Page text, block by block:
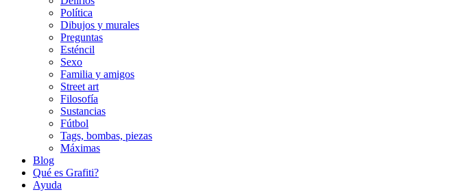
Política
Dibujos y murales
Preguntas
Esténcil
Sexo
Familia y amigos
Street art
Filosofía
Sustancias
Fútbol
Tags, bombas, piezas
Máximas
Blog
Qué es Grafiti?
Ayuda